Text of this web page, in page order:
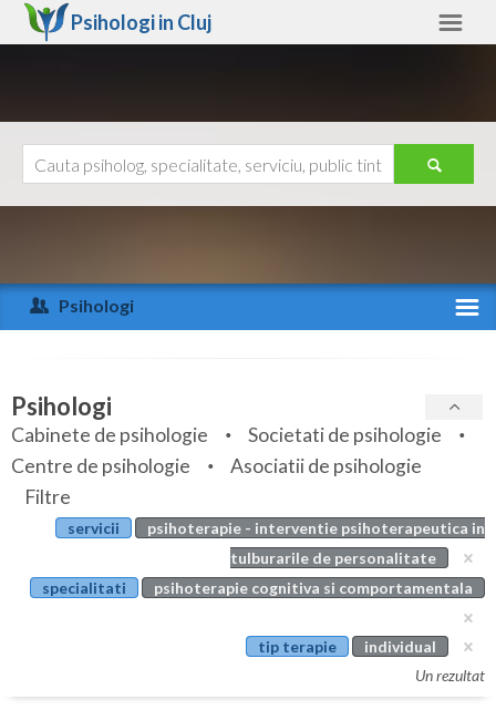
Psihologi in Cluj
Arad
Arges
Bihor
Bistrita-Nasaud
Botosani
Brasov
Ajutor
Psihologi
Specialitati
Servicii
Articole
Evenimente
Cabinet
Psihologi
Cabinete de psihologie
Societati de psihologie
Centre de psihologie
Asociatii de psihologie
Filtre
servicii
psihoterapie - interventie psihoterapeutica in
tulburarile de personalitate
specialitati
psihoterapie cognitiva si comportamentala
tip terapie
individual
Un rezultat